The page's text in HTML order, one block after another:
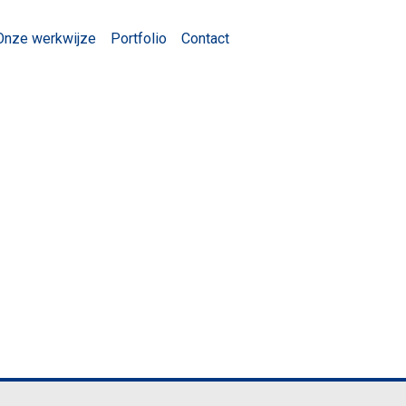
werkwijze Portfolio Contact